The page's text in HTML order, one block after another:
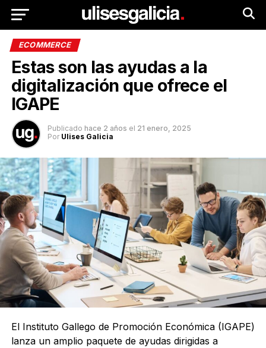
ECOMMERCE
Estas son las ayudas a la
digitalización que ofrece el
IGAPE
Publicado hace 2 años el 21 enero, 2025
Por Ulises Galicia
El Instituto Gallego de Promoción Económica (IGAPE)
lanza un amplio paquete de ayudas dirigidas a